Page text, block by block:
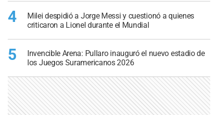
4
Milei despidió a Jorge Messi y cuestionó a quienes
criticaron a Lionel durante el Mundial
5
Invencible Arena: Pullaro inauguró el nuevo estadio de
los Juegos Suramericanos 2026